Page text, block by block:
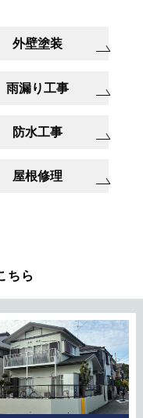
外壁塗装
雨漏り工事
防水工事
屋根修理
ちら